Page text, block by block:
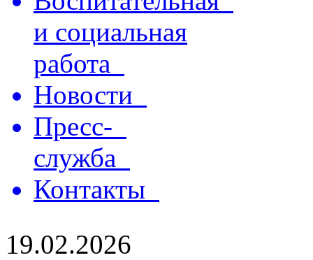
и социальная
работа
Новости
Пресс-
служба
Контакты
19.02.2026